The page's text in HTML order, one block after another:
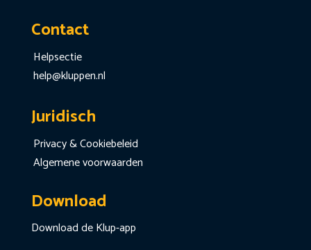
Contact
Helpsectie
help@kluppen.nl
Juridisch
Privacy & Cookiebeleid
Algemene voorwaarden
Download
Download de Klup-app